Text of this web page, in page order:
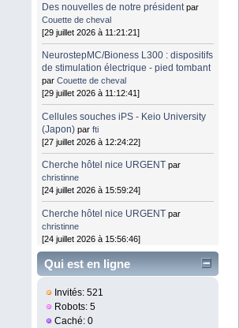
Des nouvelles de notre président par
Couette de cheval
[29 juillet 2026 à 11:21:21]
NeurostepMC/Bioness L300 : dispositifs
de stimulation électrique - pied tombant
parCouette de cheval
[29 juillet 2026 à 11:12:41]
Cellules souches iPS - Keio University
(Japon) parfti
[27 juillet 2026 à 12:24:22]
Cherche hôtel nice URGENT par
christinne
[24 juillet 2026 à 15:59:24]
Cherche hôtel nice URGENT par
christinne
[24 juillet 2026 à 15:56:46]
Qui est en ligne
Invités: 521
Robots: 5
Caché: 0